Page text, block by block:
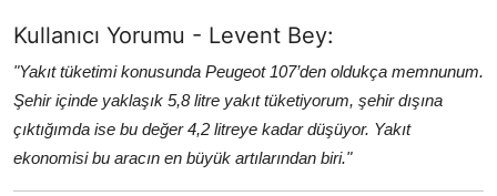
Kullanıcı Yorumu - Levent Bey:
"Yakıt tüketimi konusunda Peugeot 107’den oldukça memnunum.
Şehir içinde yaklaşık 5,8 litre yakıt tüketiyorum, şehir dışına
çıktığımda ise bu değer 4,2 litreye kadar düşüyor. Yakıt
ekonomisi bu aracın en büyük artılarından biri."